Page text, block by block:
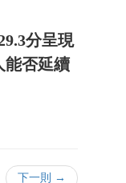
分呈現
能否延續
下一則 →